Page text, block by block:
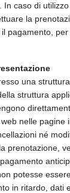
caso di
la
pagamento,
una
struttura
nelle
né
prenotazione,
potesse
in ritardo, dati